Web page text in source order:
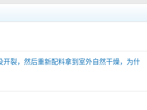
裂，然后重新配料拿到室外自然干燥，为什